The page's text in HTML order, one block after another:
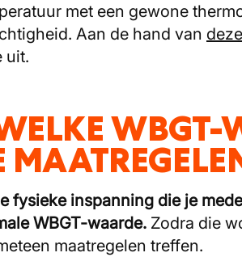
met een gewone
Aan de hand van
uit.
WBGT-
fysieke inspanning die je
WBGT-waarde. Zodra die
maatregelen treffen.